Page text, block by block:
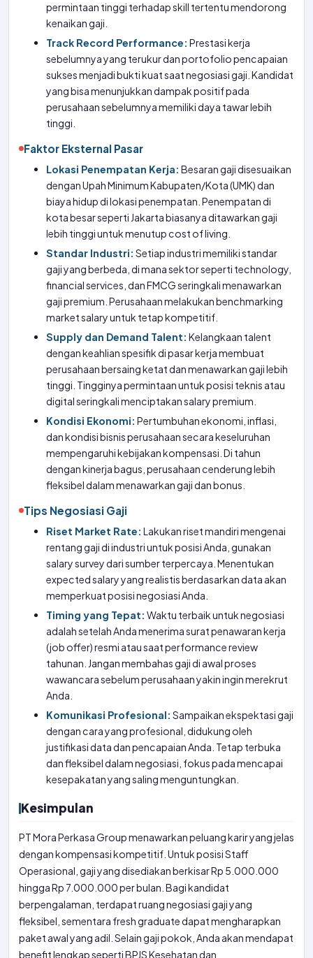
permintaan tinggi terhadap skill tertentu mendorong
kenaikan gaji.
Track Record Performance: Prestasi kerja
sebelumnya yang terukur dan portofolio pencapaian
sukses menjadi bukti kuat saat negosiasi gaji. Kandidat
yang bisa menunjukkan dampak positif pada
perusahaan sebelumnya memiliki daya tawar lebih
tinggi.
Faktor Eksternal Pasar
Lokasi Penempatan Kerja: Besaran gaji disesuaikan
dengan Upah Minimum Kabupaten/Kota (UMK) dan
biaya hidup di lokasi penempatan. Penempatan di
kota besar seperti Jakarta biasanya ditawarkan gaji
lebih tinggi untuk menutup cost of living.
Standar Industri: Setiap industri memiliki standar
gaji yang berbeda, di mana sektor seperti technology,
financial services, dan FMCG seringkali menawarkan
gaji premium. Perusahaan melakukan benchmarking
market salary untuk tetap kompetitif.
Supply dan Demand Talent: Kelangkaan talent
dengan keahlian spesifik di pasar kerja membuat
perusahaan bersaing ketat dan menawarkan gaji lebih
tinggi. Tingginya permintaan untuk posisi teknis atau
digital seringkali menciptakan salary premium.
Kondisi Ekonomi: Pertumbuhan ekonomi, inflasi,
dan kondisi bisnis perusahaan secara keseluruhan
mempengaruhi kebijakan kompensasi. Di tahun
dengan kinerja bagus, perusahaan cenderung lebih
fleksibel dalam menawarkan gaji dan bonus.
Tips Negosiasi Gaji
Riset Market Rate: Lakukan riset mandiri mengenai
rentang gaji di industri untuk posisi Anda, gunakan
salary survey dari sumber terpercaya. Menentukan
expected salary yang realistis berdasarkan data akan
memperkuat posisi negosiasi Anda.
Timing yang Tepat: Waktu terbaik untuk negosiasi
adalah setelah Anda menerima surat penawaran kerja
(job offer) resmi atau saat performance review
tahunan. Jangan membahas gaji di awal proses
wawancara sebelum perusahaan yakin ingin merekrut
Anda.
Komunikasi Profesional: Sampaikan ekspektasi gaji
dengan cara yang profesional, didukung oleh
justifikasi data dan pencapaian Anda. Tetap terbuka
dan fleksibel dalam negosiasi, fokus pada mencapai
kesepakatan yang saling menguntungkan.
Kesimpulan
PT Mora Perkasa Group menawarkan peluang karir yang jelas
dengan kompensasi kompetitif. Untuk posisi Staff
Operasional, gaji yang disediakan berkisar Rp 5.000.000
hingga Rp 7.000.000 per bulan. Bagi kandidat
berpengalaman, terdapat ruang negosiasi gaji yang
fleksibel, sementara fresh graduate dapat mengharapkan
paket awal yang adil. Selain gaji pokok, Anda akan mendapat
benefit lengkap seperti BPJS Kesehatan dan